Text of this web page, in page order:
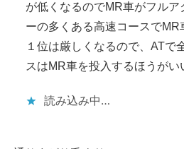
が低くなるのでMR車がフル
ーの多くある高速コースでMR
１位は厳しくなるので、ATで
スはMR車を投入するほうがい
読み込み中…